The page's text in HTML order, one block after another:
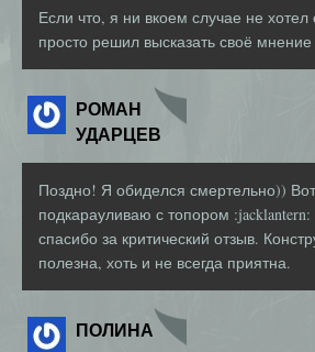
Если что, я ни вкоем случае не хотел
просто решил высказать своё мнение
РОМАН
УДАРЦЕВ
Поздно! Я обиделся смертельно))
подкарауливаю с топором
спасибо за критический отзыв.
полезна, хоть и не всегда приятна.
ПОЛИНА